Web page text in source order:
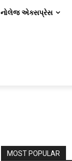
નોલેજ એક્સપ્રેસ
MOST POPULAR